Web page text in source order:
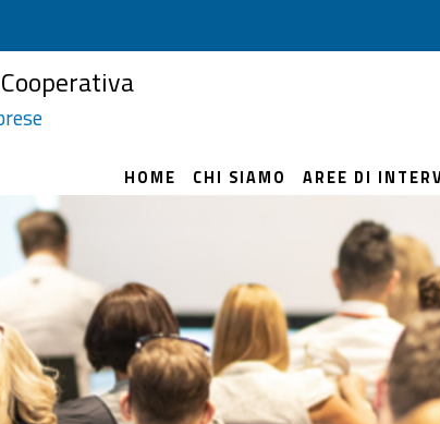
HOME CHI SIAMO AREE DI